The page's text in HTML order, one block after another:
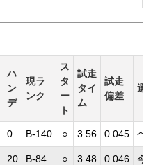
ハ
ン
デ
現ラ
ンク
ス
タ
ー
ト
試走
タイ
ム
試走
偏差
選
0 B-140 ○ 3.56 0.045 ペ
20 B-84 ○ 3.48 0.046 今